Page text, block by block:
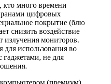
кто много времени
цифровых
покрытие (блю
снизить воздействие
излучения мониторов.
для использования во
гаджетами, не для
(премиум)